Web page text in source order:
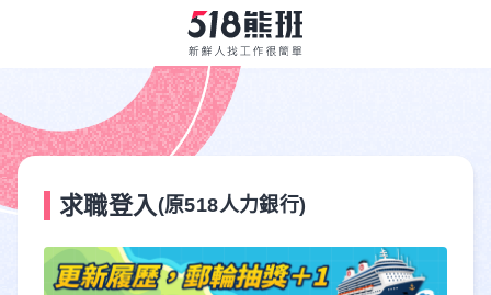
求職登入 (原518人力銀行)